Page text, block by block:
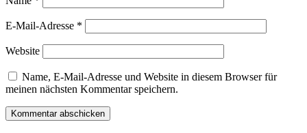
E-Mail-Adresse *
Website
Name, E-Mail-Adresse und Website in diesem Browser für
meinen nächsten Kommentar speichern.